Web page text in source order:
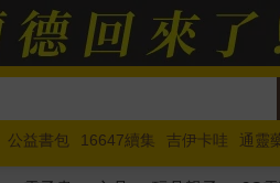
公益書包 16647續集 吉伊卡哇
通靈
玩具總動員5 超慢跑